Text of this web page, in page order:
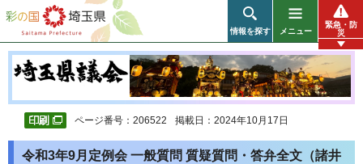
彩の国 埼玉県
情報を探す メニュー
緊急・防
災
ページ番号：206522 掲載日：2024年10月17日
令和3年9月定例会 一般質問 質疑質問・答弁全文（諸井